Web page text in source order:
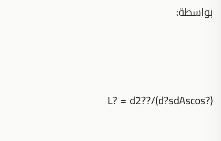
بواسطة:
L? = d2??/(d?sdAscos?)